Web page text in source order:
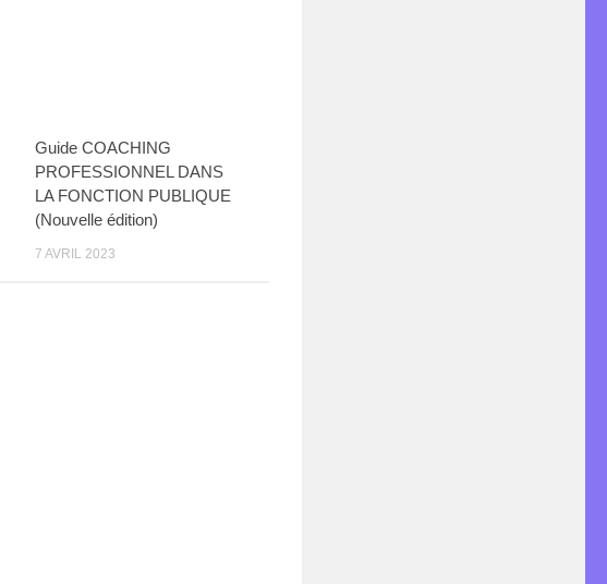
Guide COACHING
PROFESSIONNEL DANS
LA FONCTION PUBLIQUE
(Nouvelle édition)
7 AVRIL 2023